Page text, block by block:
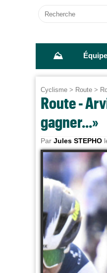
Recherche
⛰
Cyclisme > Route >
Route -
gagner...»
Par Jules STEPHO